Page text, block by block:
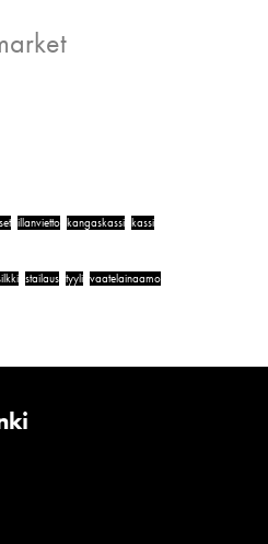
illanvietto kangaskassi kassi
stailaus tyyli vaatelainaamo